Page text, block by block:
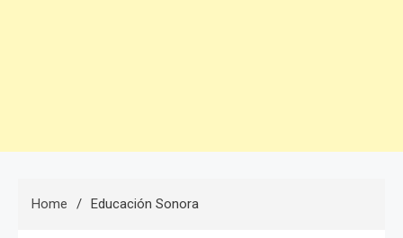
Home Educación Sonora